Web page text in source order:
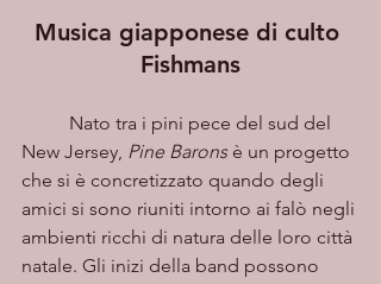
Musica giapponese di culto
Fishmans
New Jersey, Pine Barons è un progetto
che si è concretizzato quando degli
amici si sono riuniti intorno ai falò negli
ambienti ricchi di natura delle loro città
natale. Gli inizi della band possono